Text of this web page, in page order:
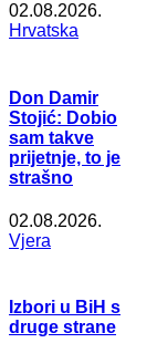
02.08.2026.
Hrvatska
Don Damir
Stojić: Dobio
sam takve
prijetnje, to je
strašno
02.08.2026.
Vjera
Izbori u BiH s
druge strane